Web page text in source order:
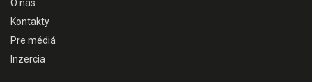
O nás
Kontakty
Pre médiá
Inzercia